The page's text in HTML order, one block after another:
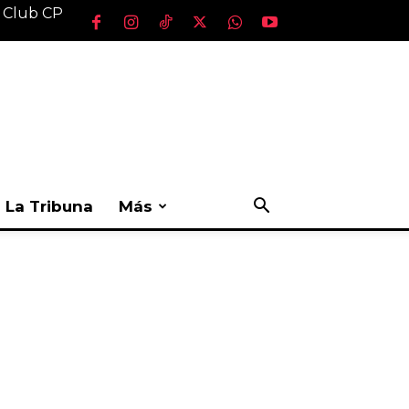
CP
La Tribuna Más